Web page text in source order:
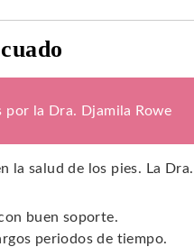
por la Dra. Djamila Rowe
la salud de los pies. La
buen soporte.
periodos de tiempo.